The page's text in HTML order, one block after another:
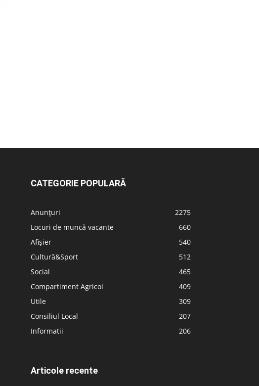
CATEGORIE POPULARĂ
Anunțuri
2275
Locuri de muncă vacante
660
Afișier
540
Cultură&Sport
512
Social
465
Compartiment Agricol
409
Utile
309
Consiliul Local
207
Informatii
206
Articole recente